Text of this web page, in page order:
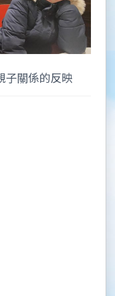
子關係的反映